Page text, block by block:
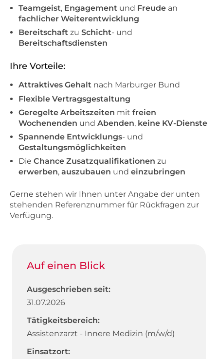
Teamgeist, Engagement und Freude an
fachlicher Weiterentwicklung
Bereitschaft zu Schicht- und
Bereitschaftsdiensten
Ihre Vorteile:
Attraktives Gehalt nach Marburger Bund
Flexible Vertragsgestaltung
Geregelte Arbeitszeiten mit freien
Wochenenden und Abenden, keine KV-Dienste
Spannende Entwicklungs- und
Gestaltungsmöglichkeiten
Die Chance Zusatzqualifikationen zu
erwerben, auszubauen und einzubringen
Gerne stehen wir Ihnen unter Angabe der unten
stehenden Referenznummer für Rückfragen zur
Verfügung.
Auf einen Blick
Ausgeschrieben seit:
31.07.2026
Tätigkeitsbereich:
Assistenzarzt - Innere Medizin (m/w/d)
Einsatzort: